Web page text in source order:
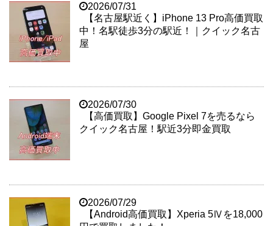
2026/07/31
【名古屋駅近く】iPhone 13 Pro高価買取
中！名駅徒歩3分の駅近！｜クイック名古
屋
2026/07/30
【高価買取】Google Pixel 7を売るなら
クイック名古屋！駅近3分即金買取
2026/07/29
【Android高価買取】Xperia 5Ⅳを18,000